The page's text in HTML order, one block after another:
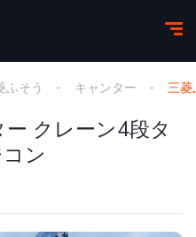
ふそう キャンター 三菱
クレーン4段タ
ン